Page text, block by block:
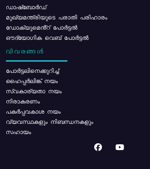
ഡാഷ്ബോർഡ്
മുഖ്യമന്ത്രിയുടെ പരാതി പരിഹാരം
ഡോക്യുമെൻ്റ് പോർട്ടൽ
ഔദ്യോഗിക വെബ് പോർട്ടൽ
വിവരങ്ങൾ
പോര്‍ട്ടലിനെക്കുറിച്ച്
ഹൈപ്പർലിങ്ക് നയം
സ്വകാര്യതാ നയം
നിരാകരണം
പകർപ്പവകാശ നയം
വ്യവസ്ഥകളും നിബന്ധനകളും
സഹായം